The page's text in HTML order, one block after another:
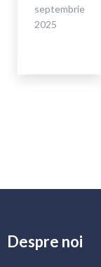
septembrie
2025
articole
Despre noi